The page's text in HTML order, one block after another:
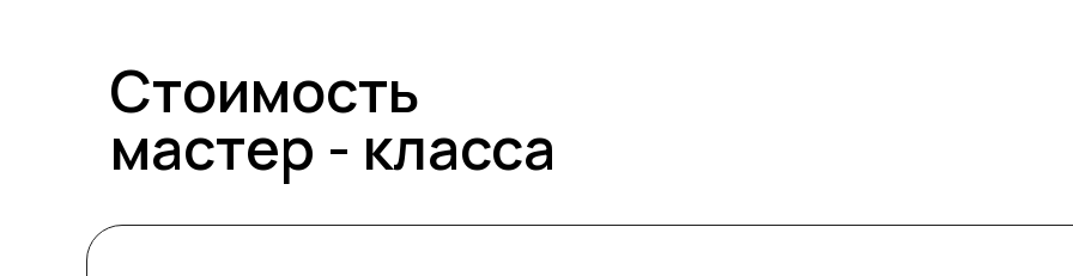
Стоимость
мастер - класса